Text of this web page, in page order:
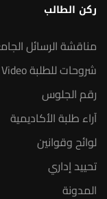
ركن الطالب
مناقشة الرسائل
شروحات للطلبة Video
رقم الجلوس
آراء طلبة الأكاديمية
لوائح وقوانين
تحييد إداري
المدونة